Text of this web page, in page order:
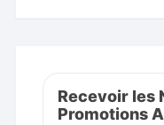
Recevoir les
Promotions